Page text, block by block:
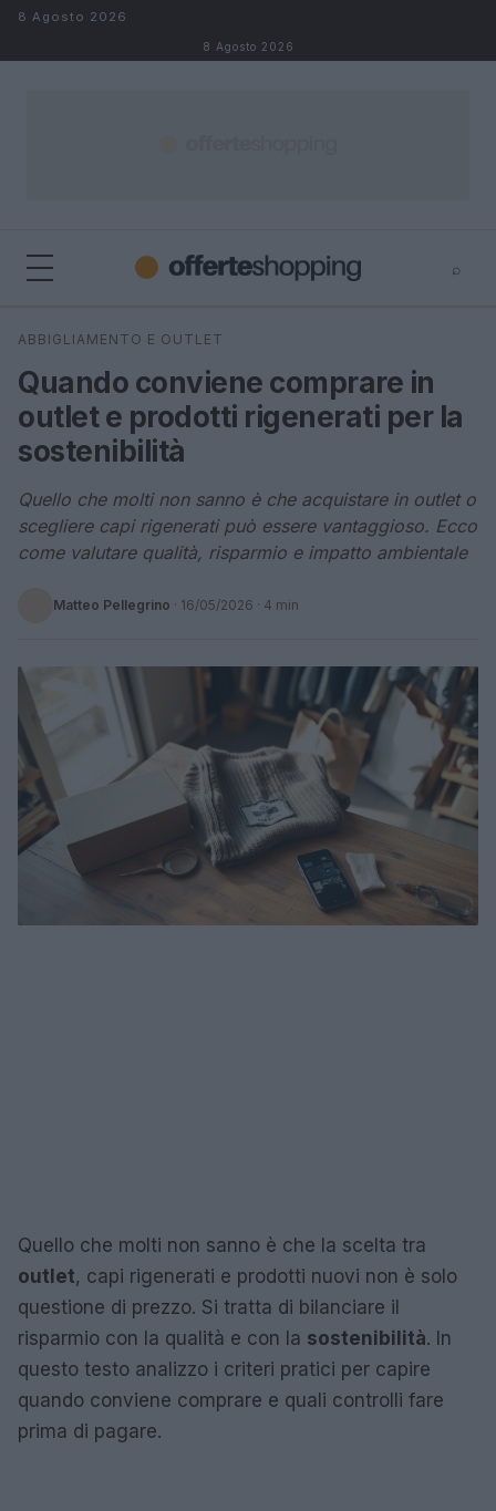
Salta al contenuto
8 Agosto 2026
8 Agosto 2026
⌕
Cerca
ABBIGLIAMENTO E OUTLET
Quando conviene comprare in
outlet e prodotti rigenerati per la
sostenibilità
Quello che molti non sanno è che acquistare in outlet o
scegliere capi rigenerati può essere vantaggioso. Ecco
come valutare qualità, risparmio e impatto ambientale
Matteo Pellegrino · 16/05/2026 · 4 min
Quello che molti non sanno è che la scelta tra
outlet, capi rigenerati e prodotti nuovi non è solo
questione di prezzo. Si tratta di bilanciare il
risparmio con la qualità e con la sostenibilità. In
questo testo analizzo i criteri pratici per capire
quando conviene comprare e quali controlli fare
prima di pagare.